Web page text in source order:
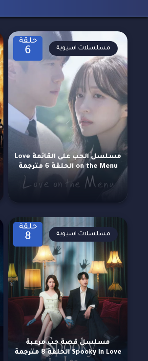
حلقة
6
مسلسل الحب على القائمة Love
on the Menu الحلقة 6 مترجمة
مسلسلات اسيوية
حلقة
8
مسلسل قصة حب مرعبة
Spooky in Love الحلقة 8 مترجمة
مسلسلات اسيوية